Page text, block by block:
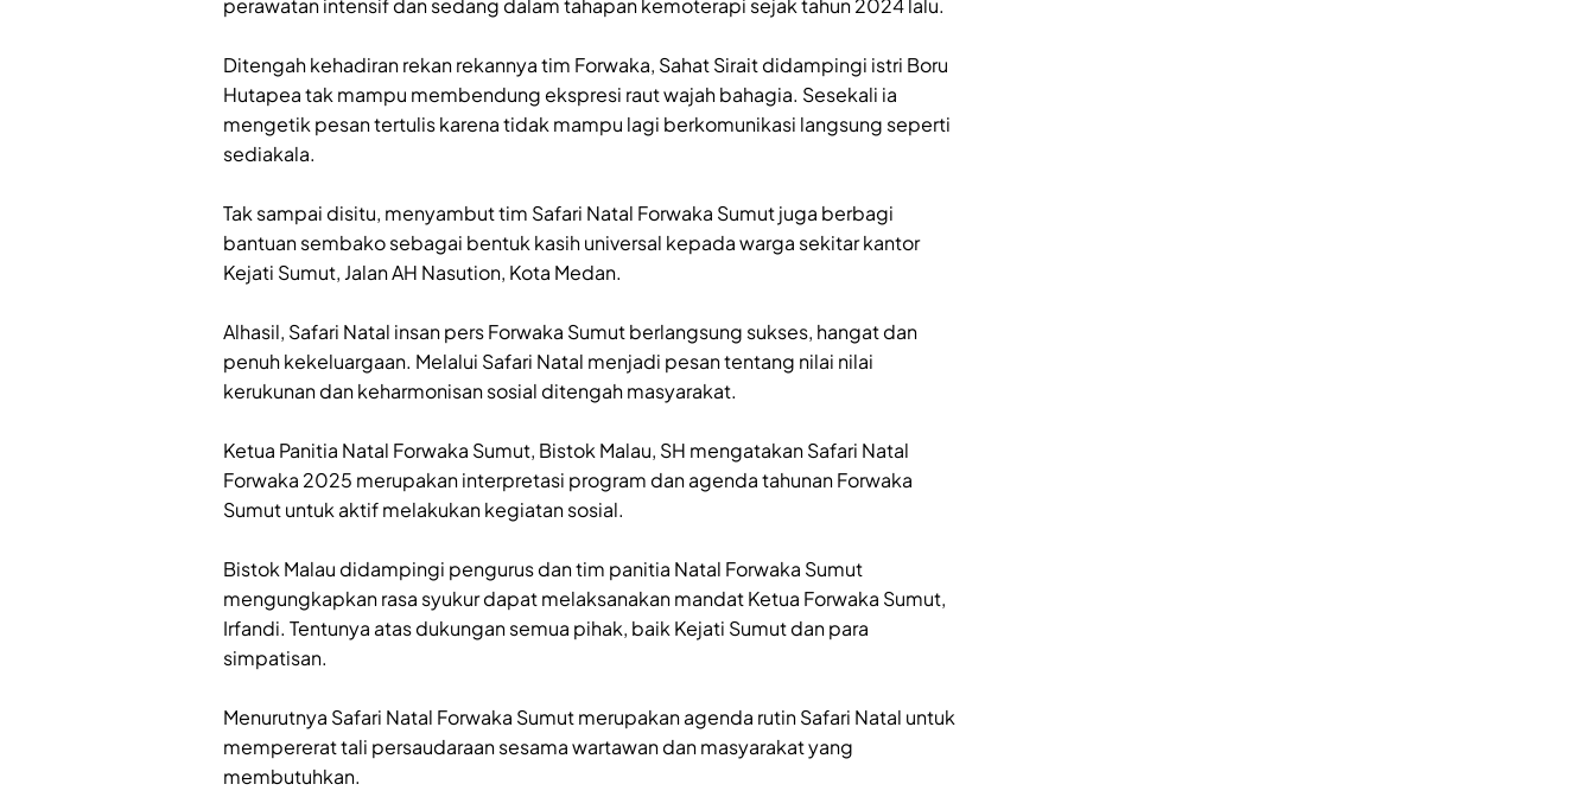
‎Ditengah kehadiran rekan rekannya tim Forwaka, Sahat Sirait didampingi istri Boru
Hutapea tak mampu membendung ekspresi raut wajah bahagia. Sesekali ia
mengetik pesan tertulis karena tidak mampu lagi berkomunikasi langsung seperti
sediakala.
‎Tak sampai disitu, menyambut tim Safari Natal Forwaka Sumut juga berbagi
bantuan sembako sebagai bentuk kasih universal kepada warga sekitar kantor
Kejati Sumut, Jalan AH Nasution, Kota Medan.
‎Alhasil, Safari Natal insan pers Forwaka Sumut berlangsung sukses, hangat dan
penuh kekeluargaan. Melalui Safari Natal menjadi pesan tentang nilai nilai
kerukunan dan keharmonisan sosial ditengah masyarakat.
‎Ketua Panitia Natal Forwaka Sumut, Bistok Malau, SH mengatakan Safari Natal
Forwaka 2025 merupakan interpretasi program dan agenda tahunan Forwaka
Sumut untuk aktif melakukan kegiatan sosial.
‎Bistok Malau didampingi pengurus dan tim panitia Natal Forwaka Sumut
mengungkapkan rasa syukur dapat melaksanakan mandat Ketua Forwaka Sumut,
Irfandi. Tentunya atas dukungan semua pihak, baik Kejati Sumut dan para
simpatisan.
‎Menurutnya Safari Natal Forwaka Sumut merupakan agenda rutin Safari Natal untuk
mempererat tali persaudaraan sesama wartawan dan masyarakat yang
membutuhkan.